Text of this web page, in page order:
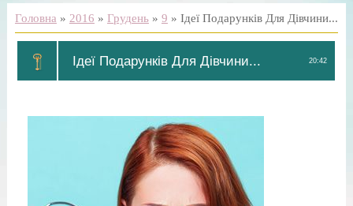
Головна » 2016 » Грудень » 9 » Ідеї Подарунків Для Дівчини...
20:42
Ідеї Подарунків Для Дівчини...